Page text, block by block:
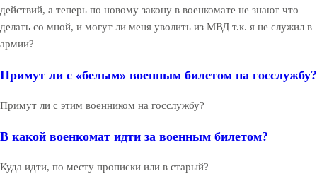
действий, а теперь по новому закону в военкомате не знают что
делать со мной, и могут ли меня уволить из МВД т.к. я не служил в
армии?
Примут ли с «белым» военным билетом на госслужбу?
Примут ли с этим военником на госслужбу?
В какой военкомат идти за военным билетом?
Куда идти, по месту прописки или в старый?